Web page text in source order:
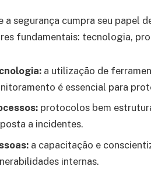
a segurança cumpra seu papel
fundamentais: tecnologia,
a utilização de
é essencial para
protocolos bem
a incidentes.
a capacitação e
internas.